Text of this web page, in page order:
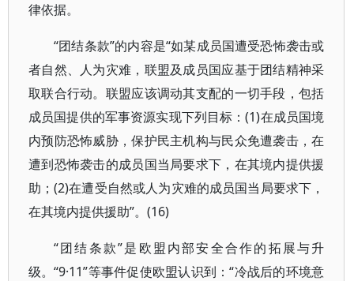
律依据。
“团结条款”的内容是“如某成员国遭受恐怖袭击或
者自然、人为灾难，联盟及成员国应基于团结精神采
取联合行动。联盟应该调动其支配的一切手段，包括
成员国提供的军事资源实现下列目标：(1)在成员国境
内预防恐怖威胁，保护民主机构与民众免遭袭击，在
遭到恐怖袭击的成员国当局要求下，在其境内提供援
助；(2)在遭受自然或人为灾难的成员国当局要求下，
在其境内提供援助”。(16)
“团结条款”是欧盟内部安全合作的拓展与升
级。“9·11”等事件促使欧盟认识到：“冷战后的环境意